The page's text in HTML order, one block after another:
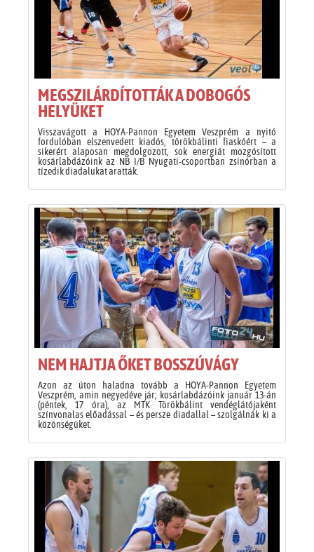
MEGSZILÁRDÍTOTTÁK A DOBOGÓS
HELYÜKET
Visszavágott a HOYA-Pannon Egyetem Veszprém a nyitó
fordulóban elszenvedett kiadós, törökbálinti fiaskóért – a
sikerért alaposan megdolgozott, sok energiát mozgósított
kosárlabdázóink az NB I/B Nyugati-csoportban zsinórban a
tízedik diadalukat aratták.
NEM HAJTJA ŐKET BOSSZÚVÁGY
Azon az úton haladna tovább a HOYA-Pannon Egyetem
Veszprém, amin negyedéve jár; kosárlabdázóink január 13-án
(péntek, 17 óra), az MTK Törökbálint vendéglátójaként
színvonalas előadással – és persze diadallal – szolgálnák ki a
közönségüket.